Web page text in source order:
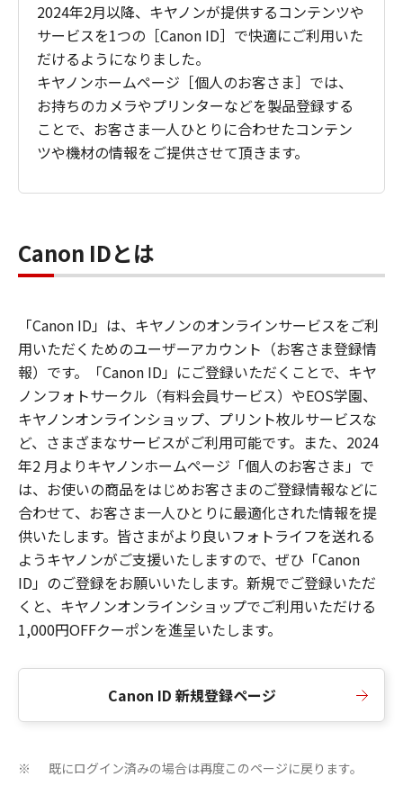
2024年2月以降、キヤノンが提供するコンテンツや
サービスを1つの［Canon ID］で快適にご利用いた
だけるようになりました。
キヤノンホームページ［個人のお客さま］では、
お持ちのカメラやプリンターなどを製品登録する
ことで、お客さま一人ひとりに合わせたコンテン
ツや機材の情報をご提供させて頂きます。
Canon IDとは
「Canon ID」は、キヤノンのオンラインサービスをご利
用いただくためのユーザーアカウント（お客さま登録情
報）です。「Canon ID」にご登録いただくことで、キヤ
ノンフォトサークル（有料会員サービス）やEOS学園、
キヤノンオンラインショップ、プリント枚ルサービスな
ど、さまざまなサービスがご利用可能です。また、2024
年2 月よりキヤノンホームページ「個人のお客さま」で
は、お使いの商品をはじめお客さまのご登録情報などに
合わせて、お客さま一人ひとりに最適化された情報を提
供いたします。皆さまがより良いフォトライフを送れる
ようキヤノンがご支援いたしますので、ぜひ「Canon
ID」のご登録をお願いいたします。新規でご登録いただ
くと、キヤノンオンラインショップでご利用いただける
1,000円OFFクーポンを進呈いたします。
Canon ID 新規登録ページ
※ 既にログイン済みの場合は再度このページに戻ります。